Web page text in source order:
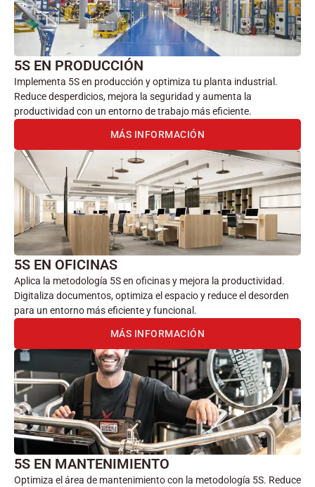
5S EN PRODUCCIÓN
Implementa 5S en producción y optimiza tu planta industrial.
Reduce desperdicios, mejora la seguridad y aumenta la
productividad con un entorno de trabajo más eficiente.
MÁS INFORMACIÓN
5S EN OFICINAS
Aplica la metodología 5S en oficinas y mejora la productividad.
Digitaliza documentos, optimiza el espacio y reduce el desorden
para un entorno más eficiente y funcional.
MÁS INFORMACIÓN
5S EN MANTENIMIENTO
Optimiza el área de mantenimiento con la metodología 5S. Reduce